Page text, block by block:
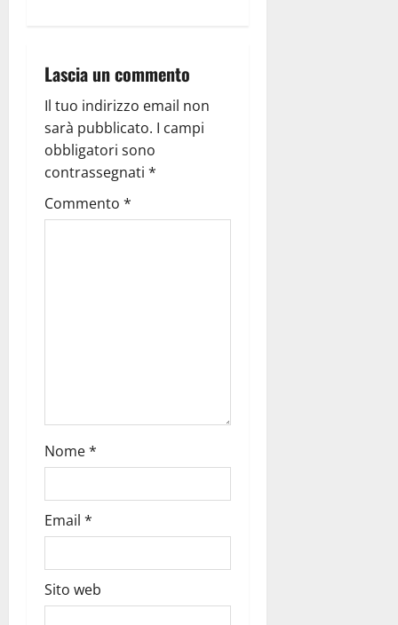
Lascia un commento
Il tuo indirizzo email non
sarà pubblicato. I campi
obbligatori sono
contrassegnati *
Commento *
Nome*
Email *
Sito web